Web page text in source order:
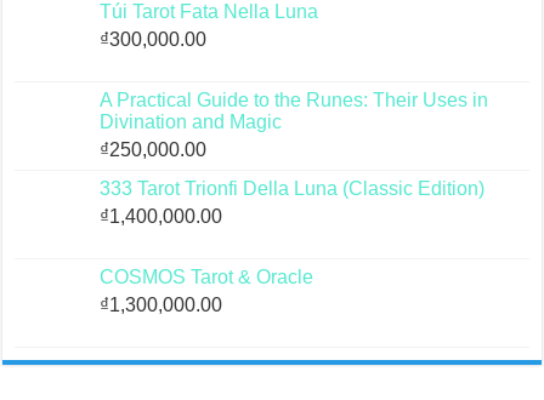
Túi Tarot Fata Nella Luna
₫300,000.00
A Practical Guide to the Runes: Their Uses in
Divination and Magic
₫250,000.00
333 Tarot Trionfi Della Luna (Classic Edition)
₫1,400,000.00
COSMOS Tarot & Oracle
₫1,300,000.00